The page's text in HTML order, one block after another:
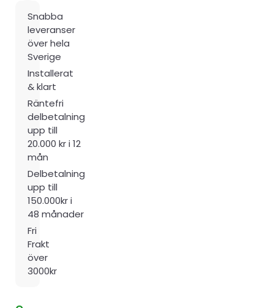
Snabba
leveranser
över hela
Sverige
Installerat
& klart
Räntefri
delbetalning
upp till
20.000 kr i 12
mån
Delbetalning
upp till
150.000kr i
48 månader
Fri
Frakt
över
3000kr